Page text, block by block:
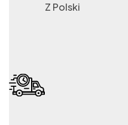
Z Polski